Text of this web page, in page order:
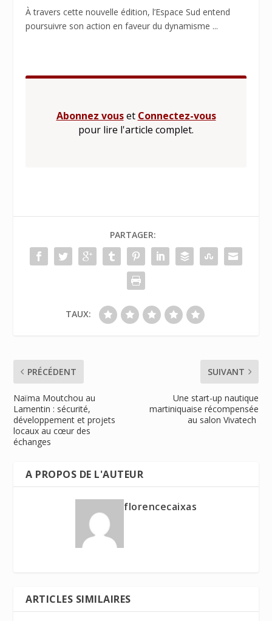
À travers cette nouvelle édition, l’Espace Sud entend
poursuivre son action en faveur du dynamisme ...
Abonnez vouset Connectez-vous
pour lire l'article complet.
PARTAGER:
TAUX:
PRÉCÉDENT
Naïma Moutchou au
Lamentin : sécurité,
développement et projets
locaux au cœur des
échanges
SUIVANT
Une start-up nautique
martiniquaise récompensée
au salon Vivatech
A PROPOS DE L'AUTEUR
florencecaixas
ARTICLES SIMILAIRES